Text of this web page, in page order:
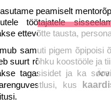
peamiselt
töötajatele
ettevõtte tausta,
samuti pigem õpipoisi
suurt rõhku koostööle ja
tagasisidet ja ka
kus